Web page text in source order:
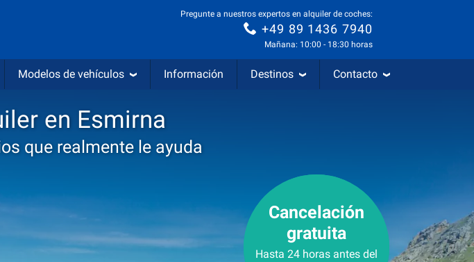
Pregunte a nuestros expertos en alquiler de coches:
+49 89 1436 7940
Mañana: 10:00 - 18:30 horas
Modelos de vehículos Información Destinos Contacto
en Esmirna
que realmente le ayuda
Cancelación
gratuita
Hasta 24 horas antes del